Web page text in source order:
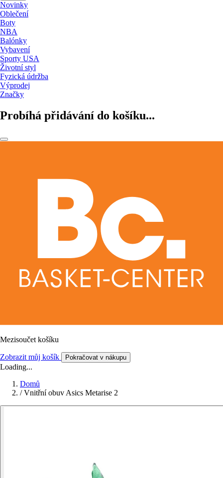
Novinky
Oblečení
Boty
NBA
Balónky
Vybavení
Sporty USA
Životní styl
Fyzická údržba
Výprodej
Značky
Probíhá přidávání do košíku...
Mezisoučet košíku
Zobrazit můj košík Pokračovat v nákupu
Loading...
Domů
/ Vnitřní obuv Asics Metarise 2